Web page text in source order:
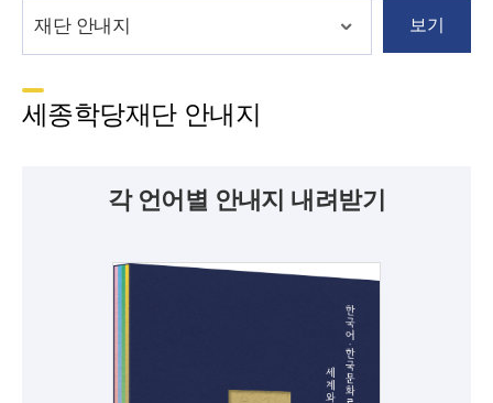
보기
세종학당재단 안내지
각 언어별 안내지 내려받기